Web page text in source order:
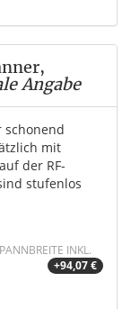
Angabe
schonend
mit
der RF-
stufenlos
INKL.
+94,07 €